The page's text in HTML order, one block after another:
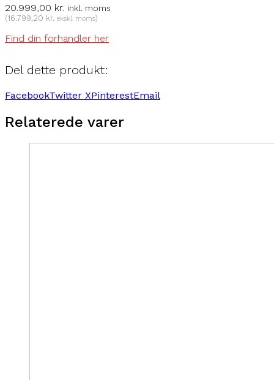
20.999,00 kr. inkl. moms
(16.799,20 kr. ekskl. moms)
Find din forhandler her
Del dette produkt:
FacebookTwitter XPinterestEmail
Relaterede varer